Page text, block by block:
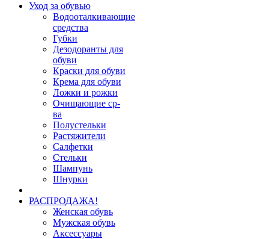
Уход за обувью
Водооталкивающие
средства
Губки
Дезодоранты для
обуви
Краски для обуви
Крема для обуви
Ложки и рожки
Очищающие ср-
ва
Полустельки
Растяжители
Салфетки
Стельки
Шампунь
Шнурки
РАСПРОДАЖА!
Женская обувь
Мужская обувь
Аксессуары